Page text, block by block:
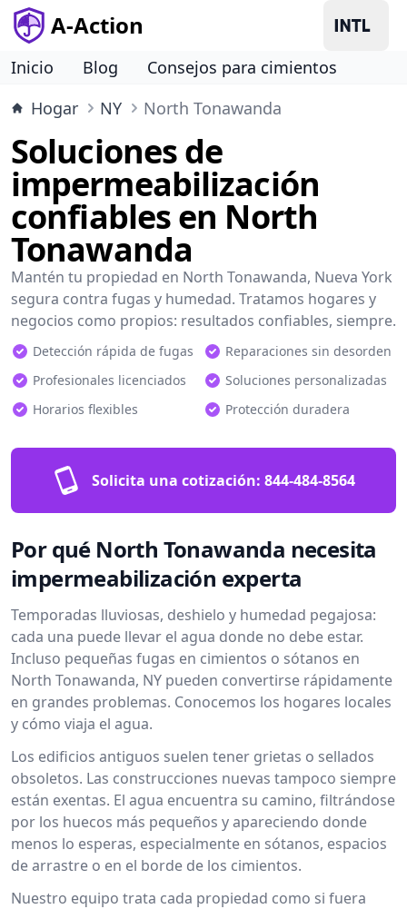
A-Action
Inicio Blog
Consejos para cimientos
Hogar
NY North Tonawanda
Soluciones de
impermeabilización
confiables en North
Tonawanda
Mantén tu propiedad en North Tonawanda, Nueva York
segura contra fugas y humedad. Tratamos hogares y
negocios como propios: resultados confiables, siempre.
Detección rápida de fugas
Reparaciones sin desorden
Profesionales licenciados
Soluciones personalizadas
Horarios flexibles
Protección duradera
Solicita una cotización: 844-484-8564
Por qué North Tonawanda necesita
impermeabilización experta
Temporadas lluviosas, deshielo y humedad pegajosa:
cada una puede llevar el agua donde no debe estar.
Incluso pequeñas fugas en cimientos o sótanos en
North Tonawanda, NY pueden convertirse rápidamente
en grandes problemas. Conocemos los hogares locales
y cómo viaja el agua.
Los edificios antiguos suelen tener grietas o sellados
obsoletos. Las construcciones nuevas tampoco siempre
están exentas. El agua encuentra su camino, filtrándose
por los huecos más pequeños y apareciendo donde
menos lo esperas, especialmente en sótanos, espacios
de arrastre o en el borde de los cimientos.
Nuestro equipo trata cada propiedad como si fuera